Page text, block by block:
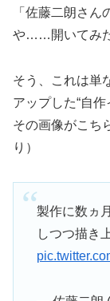
「佐藤二朗さ
や……開いてみた
そう、これは単
アップした“自作
その画像がこち
り）
製作に数ヵ
しつつ描き